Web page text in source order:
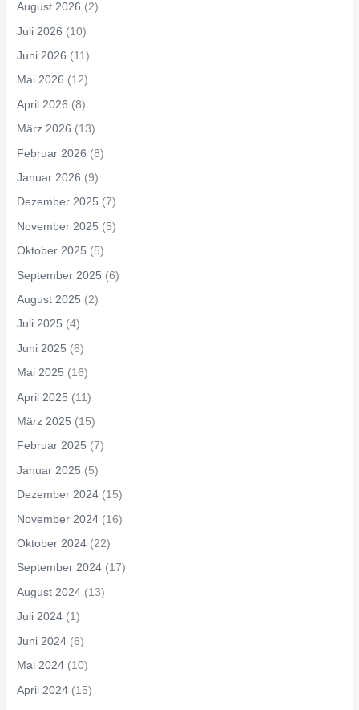
August 2026 (2)
Juli 2026 (10)
Juni 2026 (11)
Mai 2026 (12)
April 2026 (8)
März 2026 (13)
Februar 2026 (8)
Januar 2026 (9)
Dezember 2025 (7)
November 2025 (5)
Oktober 2025 (5)
September 2025 (6)
August 2025 (2)
Juli 2025 (4)
Juni 2025 (6)
Mai 2025 (16)
April 2025 (11)
März 2025 (15)
Februar 2025 (7)
Januar 2025 (5)
Dezember 2024 (15)
November 2024 (16)
Oktober 2024 (22)
September 2024 (17)
August 2024 (13)
Juli 2024 (1)
Juni 2024 (6)
Mai 2024 (10)
April 2024 (15)